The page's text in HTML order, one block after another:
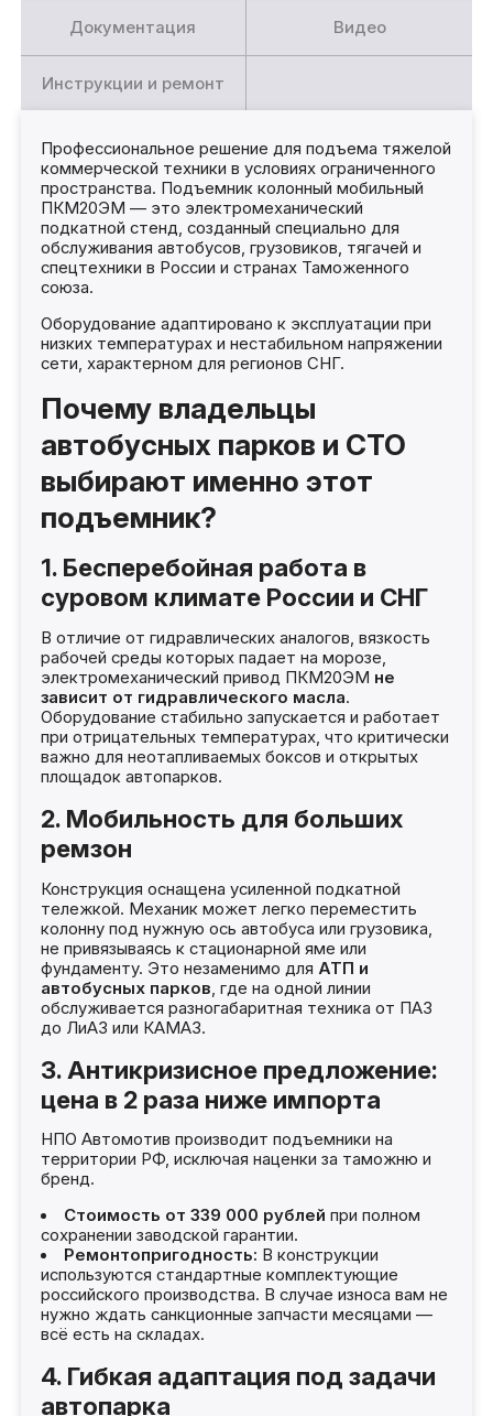
Документация Видео
Инструкции и ремонт
Профессиональное решение для подъема тяжелой
коммерческой техники в условиях ограниченного
пространства. Подъемник колонный мобильный
ПКМ20ЭМ — это электромеханический
подкатной стенд, созданный специально для
обслуживания автобусов, грузовиков, тягачей и
спецтехники в России и странах Таможенного
союза.
Оборудование адаптировано к эксплуатации при
низких температурах и нестабильном напряжении
сети, характерном для регионов СНГ.
Почему владельцы
автобусных парков и СТО
выбирают именно этот
подъемник?
1. Бесперебойная работа в
суровом климате России и СНГ
В отличие от гидравлических аналогов, вязкость
рабочей среды которых падает на морозе,
электромеханический привод ПКМ20ЭМ не
зависит от гидравлического масла.
Оборудование стабильно запускается и работает
при отрицательных температурах, что критически
важно для неотапливаемых боксов и открытых
площадок автопарков.
2. Мобильность для больших
ремзон
Конструкция оснащена усиленной подкатной
тележкой. Механик может легко переместить
колонну под нужную ось автобуса или грузовика,
не привязываясь к стационарной яме или
фундаменту. Это незаменимо для АТП и
автобусных парков, где на одной линии
обслуживается разногабаритная техника от ПАЗ
до ЛиАЗ или КАМАЗ.
3. Антикризисное предложение:
цена в 2 раза ниже импорта
НПО Автомотив производит подъемники на
территории РФ, исключая наценки за таможню и
бренд.
Стоимость от 339 000 рублей при полном
сохранении заводской гарантии.
Ремонтопригодность: В конструкции
используются стандартные комплектующие
российского производства. В случае износа вам не
нужно ждать санкционные запчасти месяцами —
всё есть на складах.
4. Гибкая адаптация под задачи
автопарка